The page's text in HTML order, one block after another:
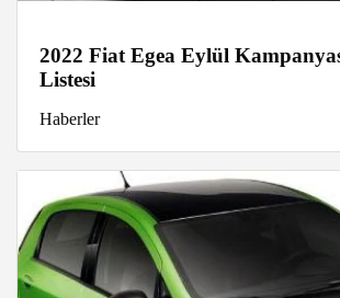
2022 Fiat Egea Eylül
Listesi
Haberler